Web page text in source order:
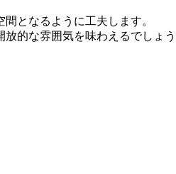
となるように工夫します。
的な雰囲気を味わえるでしょう